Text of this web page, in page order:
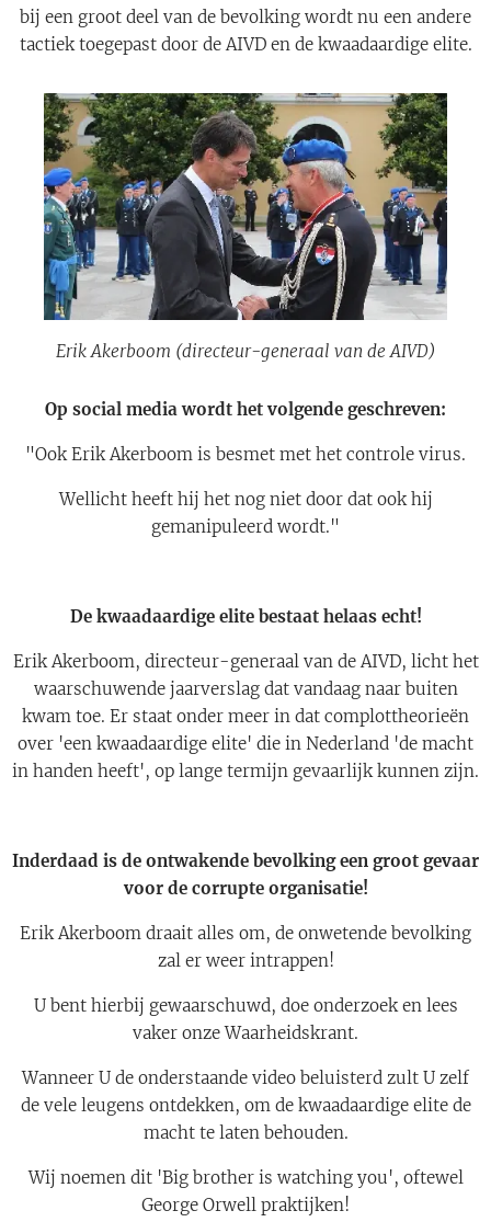
bij een groot deel van de bevolking wordt nu een andere
tactiek toegepast door de AIVD en de kwaadaardige elite.
Erik Akerboom (directeur-generaal van de AIVD)
Op social media wordt het volgende geschreven:
"Ook Erik Akerboom is besmet met het controle virus.
Wellicht heeft hij het nog niet door dat ook hij
gemanipuleerd wordt."
De kwaadaardige elite bestaat helaas echt!
Erik Akerboom, directeur-generaal van de AIVD, licht het
waarschuwende jaarverslag dat vandaag naar buiten
kwam toe. Er staat onder meer in dat complottheorieën
over 'een kwaadaardige elite' die in Nederland 'de macht
in handen heeft', op lange termijn gevaarlijk kunnen zijn.
Inderdaad is de ontwakende bevolking een groot gevaar
voor de corrupte organisatie!
Erik Akerboom draait alles om, de onwetende bevolking
zal er weer intrappen!
U bent hierbij gewaarschuwd, doe onderzoek en lees
vaker onze Waarheidskrant.
Wanneer U de onderstaande video beluisterd zult U zelf
de vele leugens ontdekken, om de kwaadaardige elite de
macht te laten behouden.
Wij noemen dit 'Big brother is watching you', oftewel
George Orwell praktijken!